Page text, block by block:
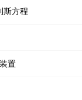
斯方程
置